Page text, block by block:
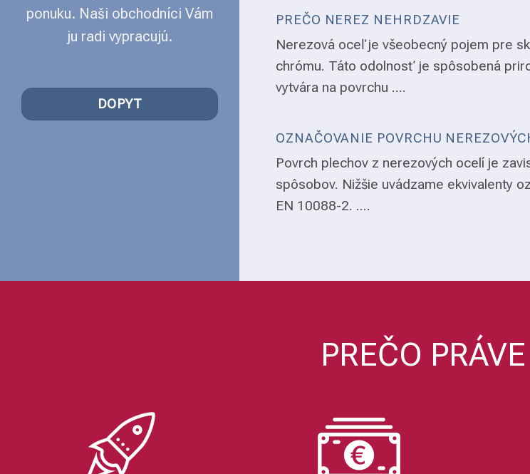
ponuku. Naši obchodníci Vám
ju radi vypracujú.
DOPYT
PREČO NEREZ NEHRDZAVIE
Nerezová oceľ je všeobecný pojem pre
chrómu. Táto odolnosť je spôsobená
vytvára na povrchu ....
OZNAČOVANIE POVRCHU
Povrch plechov z nerezových ocelí je
spôsobov. Nižšie uvádzame ekvivalenty
EN 10088-2. ....
PREČO